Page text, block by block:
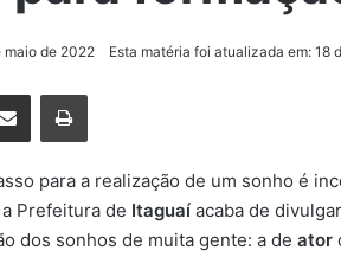
maio de 2022 Esta matéria foi atualizada em: 18
para a realização de um sonho é
Prefeitura de Itaguaí acaba de
dos sonhos de muita gente: a de ator